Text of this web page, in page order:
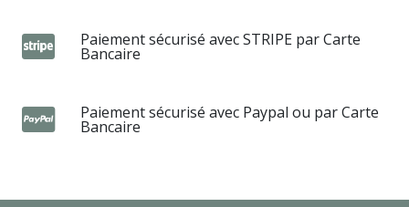
Paiement sécurisé avec STRIPE par Carte
Bancaire
Paiement sécurisé avec Paypal ou par Carte
Bancaire